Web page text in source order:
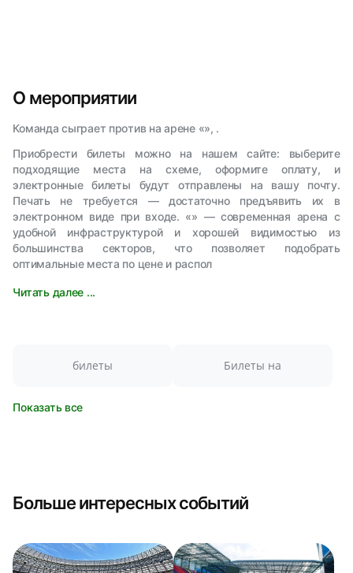
О мероприятии
Команда сыграет против на арене «», .
Приобрести билеты можно на нашем сайте: выберите
подходящие места на схеме, оформите оплату, и
электронные билеты будут отправлены на вашу почту.
Печать не требуется — достаточно предъявить их в
электронном виде при входе. «» — современная арена с
удобной инфраструктурой и хорошей видимостью из
большинства секторов, что позволяет подобрать
оптимальные места по цене и распол
Читать далее ...
билеты Билеты на
Показать все
Больше интересных событий